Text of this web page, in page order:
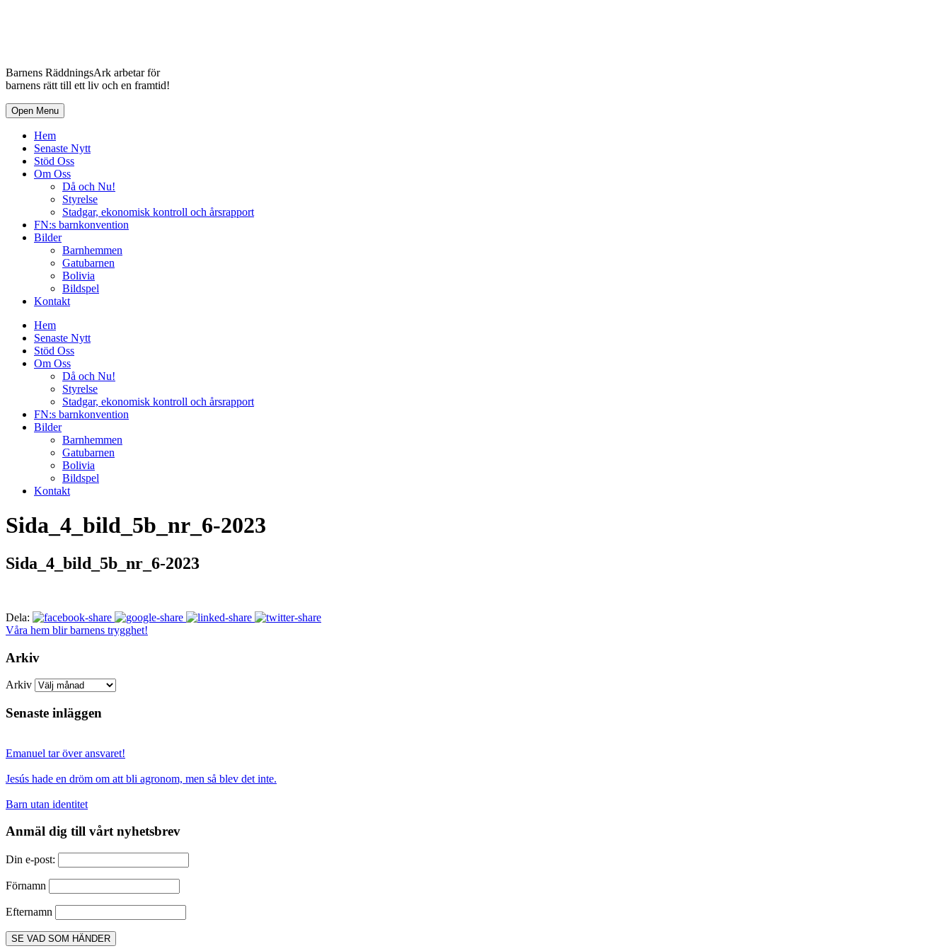
Barnens RäddningsArk arbetar för
barnens rätt till ett liv och en framtid!
Open Menu
Hem
Senaste Nytt
Stöd Oss
Om Oss
Då och Nu!
Styrelse
Stadgar, ekonomisk kontroll och årsrapport
FN:s barnkonvention
Bilder
Barnhemmen
Gatubarnen
Bolivia
Bildspel
Kontakt
Hem
Senaste Nytt
Stöd Oss
Om Oss
Då och Nu!
Styrelse
Stadgar, ekonomisk kontroll och årsrapport
FN:s barnkonvention
Bilder
Barnhemmen
Gatubarnen
Bolivia
Bildspel
Kontakt
Sida_4_bild_5b_nr_6-2023
Sida_4_bild_5b_nr_6-2023
Dela:
Våra hem blir barnens trygghet!
Arkiv
Arkiv
Senaste inläggen
Emanuel tar över ansvaret!
Jesús hade en dröm om att bli agronom, men så blev det inte.
Barn utan identitet
Anmäl dig till vårt nyhetsbrev
Din e-post:
Förnamn
Efternamn